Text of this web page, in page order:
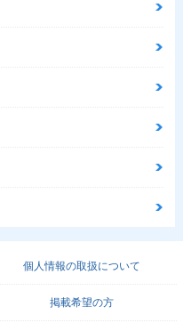
個人情報の取扱について
掲載希望の方